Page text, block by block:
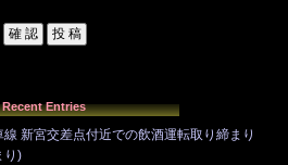
Recent Entries
新宮交差点付近での飲酒運転取り締まり
り)